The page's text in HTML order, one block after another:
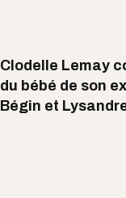
Clodelle Lemay
du bébé de son
Bégin et